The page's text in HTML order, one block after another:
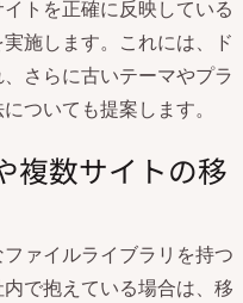
トを正確に反映している
施します。これには、ド
さらに古いテーマやプラ
ついても提案します。
複数サイトの移
ァイルライブラリを持つ
で抱えている場合は、移